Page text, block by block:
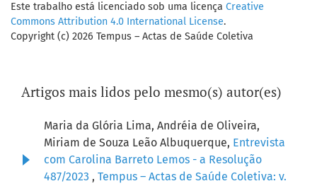
Este trabalho está licenciado sob uma licença Creative
Commons Attribution 4.0 International License.
Copyright (c) 2026 Tempus – Actas de Saúde Coletiva
Artigos mais lidos pelo mesmo(s) autor(es)
Maria da Glória Lima, Andréia de Oliveira,
Miriam de Souza Leão Albuquerque, Entrevista
com Carolina Barreto Lemos - a Resolução
487/2023 , Tempus – Actas de Saúde Coletiva: v.